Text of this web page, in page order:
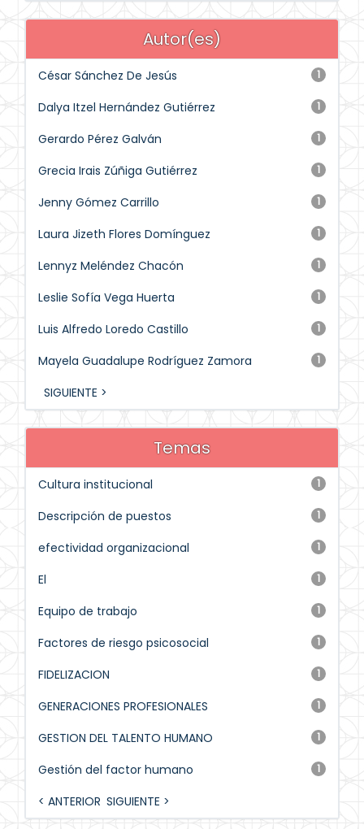
Autor(es)
1
César Sánchez De Jesús
1
Dalya Itzel Hernández Gutiérrez
1
Gerardo Pérez Galván
1
Grecia Irais Zúñiga Gutiérrez
1
Jenny Gómez Carrillo
1
Laura Jizeth Flores Domínguez
1
Lennyz Meléndez Chacón
1
Leslie Sofía Vega Huerta
1
Luis Alfredo Loredo Castillo
1
Mayela Guadalupe Rodríguez Zamora
SIGUIENTE >
Temas
1
Cultura institucional
1
Descripción de puestos
1
efectividad organizacional
1
El
1
Equipo de trabajo
1
Factores de riesgo psicosocial
1
FIDELIZACION
1
GENERACIONES PROFESIONALES
1
GESTION DEL TALENTO HUMANO
1
Gestión del factor humano
< ANTERIOR SIGUIENTE >